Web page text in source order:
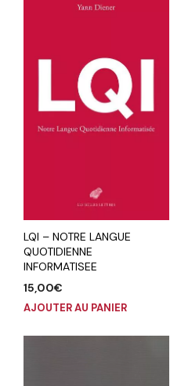
LQI – NOTRE LANGUE
QUOTIDIENNE
INFORMATISEE
15,00€
AJOUTER AU PANIER